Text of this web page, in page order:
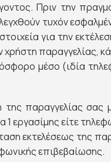
Πριν την
τυχόν
για την
παραγγελίας,
μέσο (ιδία
της παραγγελίας
1 εργασίμης είτε
εκτελέσεως της
επιβεβαίωσης.